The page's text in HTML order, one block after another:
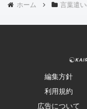
ホーム 言葉遣
編集方針
利用規約
広告について